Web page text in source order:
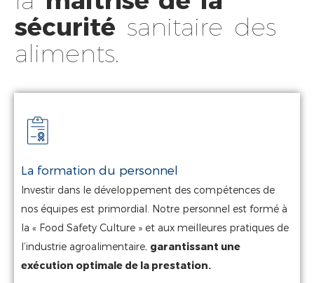
sécurité sanitaire des
aliments.
La formation du personnel
Investir dans le développement des compétences de
nos équipes est primordial. Notre personnel est formé à
la « Food Safety Culture » et aux meilleures pratiques de
l’industrie agroalimentaire, garantissant une
exécution optimale de la prestation.